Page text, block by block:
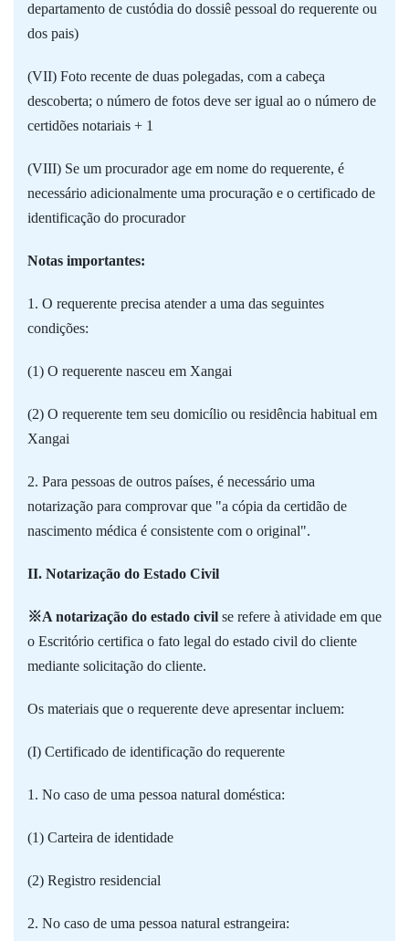
departamento de custódia do dossiê pessoal do requerente ou
dos pais)
(VII) Foto recente de duas polegadas, com a cabeça
descoberta; o número de fotos deve ser igual ao o número de
certidões notariais + 1
(VIII) Se um procurador age em nome do requerente, é
necessário adicionalmente uma procuração e o certificado de
identificação do procurador
Notas importantes:
1. O requerente precisa atender a uma das seguintes
condições:
(1) O requerente nasceu em Xangai
(2) O requerente tem seu domicílio ou residência habitual em
Xangai
2. Para pessoas de outros países, é necessário uma
notarização para comprovar que "a cópia da certidão de
nascimento médica é consistente com o original".
II. Notarização do Estado Civil
※A notarização do estado civil se refere à atividade em que
o Escritório certifica o fato legal do estado civil do cliente
mediante solicitação do cliente.
Os materiais que o requerente deve apresentar incluem:
(I) Certificado de identificação do requerente
1. No caso de uma pessoa natural doméstica:
(1) Carteira de identidade
(2) Registro residencial
2. No caso de uma pessoa natural estrangeira: